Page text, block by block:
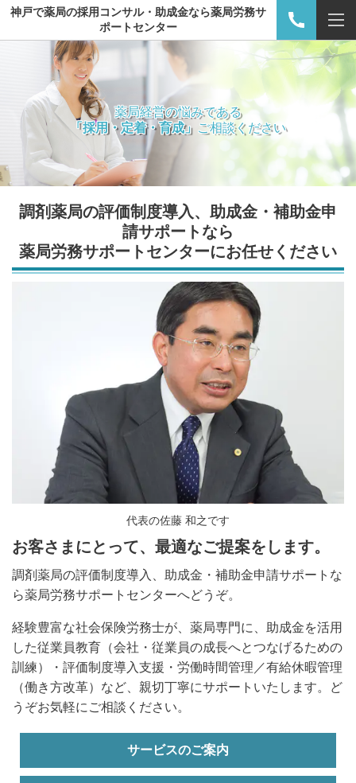
神戸で薬局の採用コンサル・助成金なら薬局労務サ
ポートセンター
薬局経営の悩みである
「採用・定着・育成」 ご相談ください
調剤薬局の評価制度導入、助成金・補助金申
請サポートなら
薬局労務サポートセンターにお任せください
代表の佐藤 和之です
お客さまにとって、 最適なご提案をします。
調剤薬局の評価制度導入、助成金・補助金申請サポートな
ら薬局労務サポートセンターへどうぞ。
経験豊富な社会保険労務士が、薬局専門に、助成金を活用
した従業員教育（会社・従業員の成長へとつなげるための
訓練）・評価制度導入支援・労働時間管理／有給休暇管理
（働き方改革）など、親切丁寧にサポートいたします。ど
うぞお気軽にご相談ください。
サービスのご案内